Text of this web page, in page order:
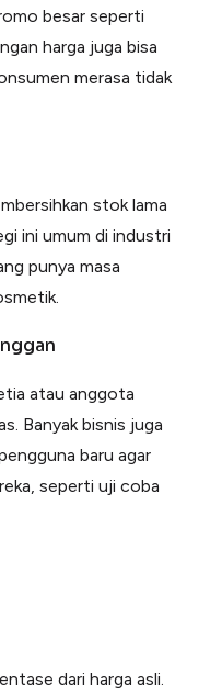
besar seperti
harga juga bisa
merasa tidak
stok lama
ini umum di industri
punya masa
atau anggota
Banyak bisnis juga
baru agar
seperti uji coba
dari harga asli.